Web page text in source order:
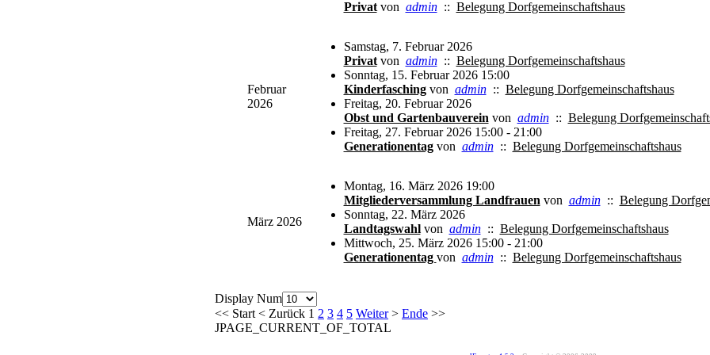
Privatvon admin:: Belegung Dorfgemeinschaftshaus
Februar
2026
Samstag, 7. Februar 2026
Privatvon admin:: Belegung Dorfgemeinschaftshaus
Sonntag, 15. Februar 2026 15:00
Kinderfaschingvon admin:: Belegung Dorfgemeinschaftshaus
Freitag, 20. Februar 2026
Obst und Gartenbauverein von admin:: Belegung
Freitag, 27. Februar 2026 15:00 - 21:00
Generationentagvon admin:: Belegung Dorfgemeinschaftshaus
März 2026
Montag, 16. März 2026 19:00
Mitgliederversammlung Landfrauen von admin:: Belegung
Sonntag, 22. März 2026
Landtagswahlvon admin:: Belegung Dorfgemeinschaftshaus
Mittwoch, 25. März 2026 15:00 - 21:00
Generationentag von admin:: Belegung Dorfgemeinschaftshaus
Display Num
<< Start < Zurück 1 2 3 4 5 Weiter> Ende >>
JPAGE_CURRENT_OF_TOTAL